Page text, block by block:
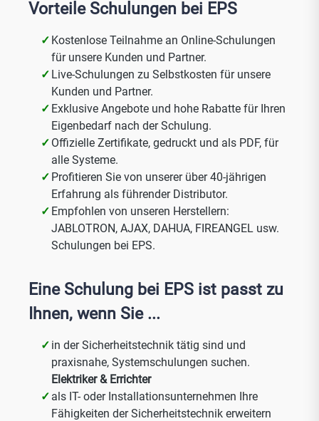
Vorteile Schulungen bei EPS
Kostenlose Teilnahme an Online-Schulungen
für unsere Kunden und Partner.
Live-Schulungen zu Selbstkosten für unsere
Kunden und Partner.
Exklusive Angebote und hohe Rabatte für Ihren
Eigenbedarf nach der Schulung.
Offizielle Zertifikate, gedruckt und als PDF, für
alle Systeme.
Profitieren Sie von unserer über 40-jährigen
Erfahrung als führender Distributor.
Empfohlen von unseren Herstellern:
JABLOTRON, AJAX, DAHUA, FIREANGEL usw.
Schulungen bei EPS.
Eine Schulung bei EPS ist passt zu
Ihnen, wenn Sie ...
in der Sicherheitstechnik tätig sind und
praxisnahe, Systemschulungen suchen.
Elektriker & Errichter
als IT- oder Installationsunternehmen Ihre
Fähigkeiten der Sicherheitstechnik erweitern